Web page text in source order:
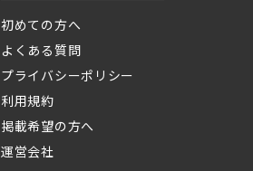
初めての方へ
よくある質問
プライバシーポリシー
利用規約
掲載希望の方へ
運営会社